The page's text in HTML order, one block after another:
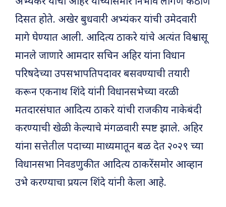
दिसत होते. अखेर बुधवारी अभ्यंकर यांची उमेदवारी
मागे घेण्यात आली. आदित्य ठाकरे यांचे अत्यंत विश्वासू
मानले जाणारे आमदार सचिन अहिर यांना विधान
परिषदेच्या उपसभापतिपदावर बसवण्याची तयारी
करून एकनाथ शिंदे यांनी विधानसभेच्या वरळी
मतदारसंघात आदित्य ठाकरे यांची राजकीय नाकेबंदी
करण्याची खेळी केल्याचे मंगळवारी स्पष्ट झाले. अहिर
यांना सत्तेतील पदाच्या माध्यमातून बळ देत २०२९ च्या
विधानसभा निवडणुकीत आदित्य ठाकरेंसमोर आव्हान
उभे करण्याचा प्रयत्न शिंदे यांनी केला आहे.